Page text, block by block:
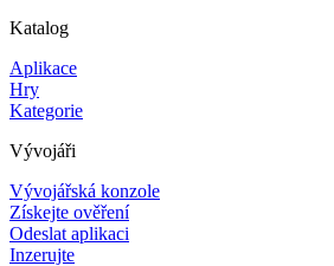
Katalog
Aplikace
Hry
Kategorie
Vývojáři
Vývojářská konzole
Získejte ověření
Odeslat aplikaci
Inzerujte